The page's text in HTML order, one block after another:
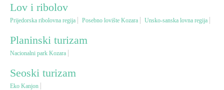
Gastronomija
Lov i ribolov
Seoski turizam
Lov i ribolov
Prijedorska ribolovna regija Posebno lovište Kozara Unsko-sanska lovna regija
Planinski turizam
Nacionalni park Kozara
Seoski turizam
Eko Kanjon